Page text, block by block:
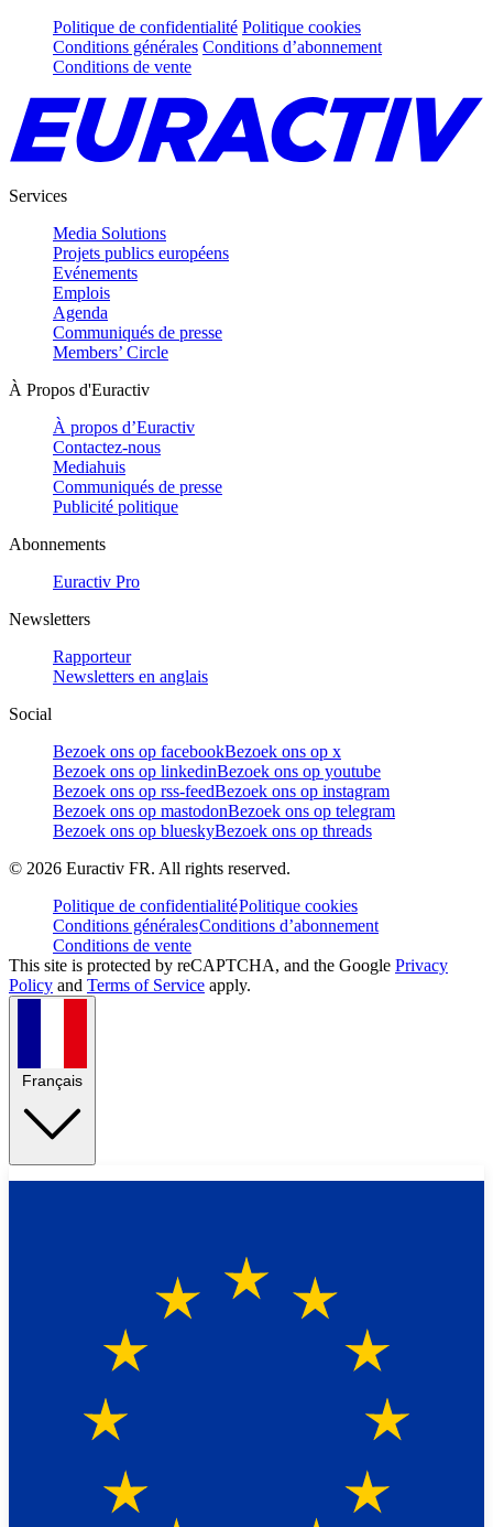
Politique de confidentialité Politique cookies
Conditions générales Conditions d’abonnement
Conditions de vente
Services
Media Solutions
Projets publics européens
Evénements
Emplois
Agenda
Communiqués de presse
Members’ Circle
À Propos d'Euractiv
À propos d’Euractiv
Contactez-nous
Mediahuis
Communiqués de presse
Publicité politique
Abonnements
Euractiv Pro
Newsletters
Rapporteur
Newsletters en anglais
Social
Bezoek ons op facebookBezoek ons op x
Bezoek ons op linkedinBezoek ons op youtube
Bezoek ons op rss-feedBezoek ons op instagram
Bezoek ons op mastodonBezoek ons op telegram
Bezoek ons op blueskyBezoek ons op threads
© 2026 Euractiv FR. All rights reserved.
Politique de confidentialitéPolitique cookies
Conditions généralesConditions d’abonnement
Conditions de vente
This site is protected by reCAPTCHA, and the Google Privacy
Policy and Terms of Service apply.
Français